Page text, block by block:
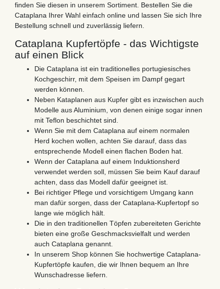
finden Sie diesen in unserem Sortiment. Bestellen Sie die
Cataplana Ihrer Wahl einfach online und lassen Sie sich Ihre
Bestellung schnell und zuverlässig liefern.
Cataplana Kupfertöpfe - das Wichtigste
auf einen Blick
Die Cataplana ist ein traditionelles portugiesisches
Kochgeschirr, mit dem Speisen im Dampf gegart
werden können.
Neben Kataplanen aus Kupfer gibt es inzwischen auch
Modelle aus Aluminium, von denen einige sogar innen
mit Teflon beschichtet sind.
Wenn Sie mit dem Cataplana auf einem normalen
Herd kochen wollen, achten Sie darauf, dass das
entsprechende Modell einen flachen Boden hat.
Wenn der Cataplana auf einem Induktionsherd
verwendet werden soll, müssen Sie beim Kauf darauf
achten, dass das Modell dafür geeignet ist.
Bei richtiger Pflege und vorsichtigem Umgang kann
man dafür sorgen, dass der Cataplana-Kupfertopf so
lange wie möglich hält.
Die in den traditionellen Töpfen zubereiteten Gerichte
bieten eine große Geschmacksvielfalt und werden
auch Cataplana genannt.
In unserem Shop können Sie hochwertige Cataplana-
Kupfertöpfe kaufen, die wir Ihnen bequem an Ihre
Wunschadresse liefern.